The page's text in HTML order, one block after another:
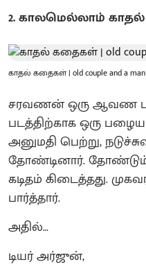
2. காலமெல்லாம்
காதல் கதைகள் | old couple and a man
சரவணன் ஒரு ஆவண
படத்திற்காக ஒரு
அனுமதி பெற்று,
தோண்டினார்.
கடிதம் கிடைத்தது.
பார்த்தார்.
அதில்…
டியர் அர்ஜுன்,